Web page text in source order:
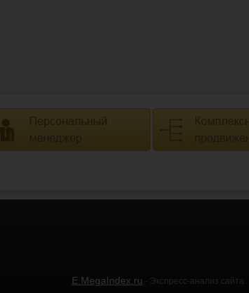
E.MegaIndex.ru - Экспресс-анализ сайта